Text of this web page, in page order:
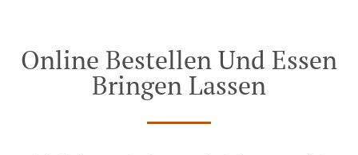
Online Bestellen Und Essen
Bringen Lassen